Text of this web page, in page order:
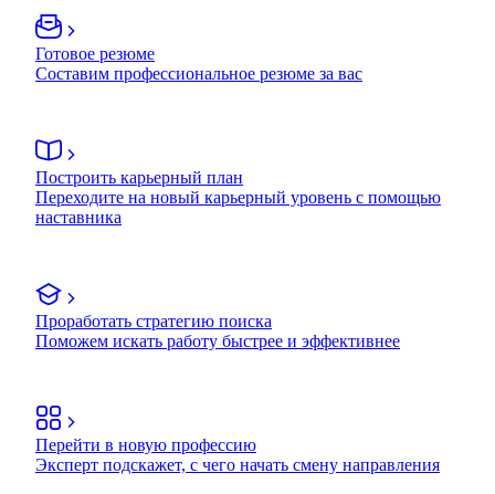
Готовое резюме
Составим профессиональное резюме за вас
Построить карьерный план
Переходите на новый карьерный уровень с помощью
наставника
Проработать стратегию поиска
Поможем искать работу быстрее и эффективнее
Перейти в новую профессию
Эксперт подскажет, с чего начать смену направления